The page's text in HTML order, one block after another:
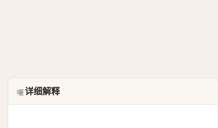
𫭁详细解释